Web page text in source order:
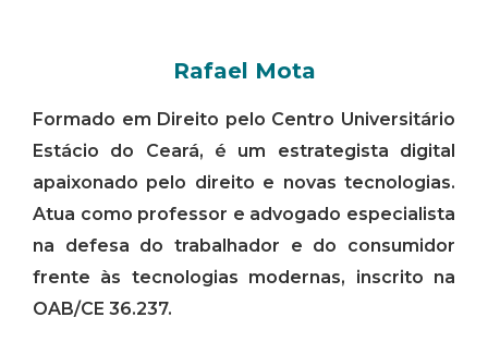
Rafael Mota
Formado em Direito pelo Centro Universitário
Estácio do Ceará, é um estrategista digital
apaixonado pelo direito e novas tecnologias.
Atua como professor e advogado especialista
na defesa do trabalhador e do consumidor
frente às tecnologias modernas, inscrito na
OAB/CE 36.237.